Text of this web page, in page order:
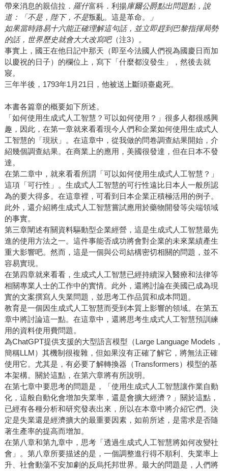
帶來消息的親信拉． 羅什富科．利揚庫爾公爵點出問題點，說
道：「不是，陛下，不是叛亂。這是革命。
」
如果當時路易十六能正確理解這句話，並立即趕到巴黎指揮局勢
的話，世界歷史就會大大改寫吧（注3）
。
事實上，國王在他日記中那天（即至今法國人們視為國慶日而加
以慶祝的日子）的欄位上，寫下「什麼都沒發生」，然後去就
寢。
三年半後，1793年1月21日，他被送上斷頭臺處死。
本書各篇章的概要如下所述。
「如何使用生成式人工智慧？可以如何使用？」很多人都很感興
趣，因此，在第一章就來看看現今人們和企業如何使用生成式人
工智慧的「現狀」。在這章中，從我做的問卷調查結果開始，介
紹幾個調查結果。在商業上的應用，美國很發達，但在日本不發
達。
在第二章中，就來看看所謂「可以如何使用生成式人工智慧？」
這項「可行性」。生成式人工智慧的可行性遠比日本人一般所認
為的要大得多。在這章裡，可看到日本企業正積極活用的例子。
此外，還介紹將生成式人工智慧嘗試應用於藥物開發等尖端領域
的事實。
第三章闡述有關資料驅動型企業經營，這是生成式人工智慧最先
進的使用方法之一。這件事能否成功將會對企業的未來業績產生
重大影響吧。然而，這是一個與公司結構密切相關的問題，並不
容易實現。
在第四章就來看看，生成式人工智慧已經持續深入醫療和法律等
相關專業人士的工作中的實情。此外，還將討論在美國已成為現
實的文案撰寫人失業問題，並思考工作品質和成本問題。
教育是一個因生成式人工智慧而受到本質上影響的領域。在第五
章中將討論這一點。在這章中，還將思考生成式人工智慧預訓練
用的資料使用費問題。
為ChatGPT提供支援的大型語言模型（Large Language Models，
簡稱LLM）其機制很複雜，但如果沒有正確了解它，將無法正確
使用它。尤其是，有必要了解轉換器（Transformers）模型的基
本架構。關於這點，在第六章將有所說明。
在第七章中要思考的問題是，「使用生成式人工智慧讓作業自動
化，這般自動化會增加失業率，還是會擴大經濟？」關於這點，
已經有各種分析和研究發表出來，所以在本章中將介紹它們。決
定是失業還是經濟擴大的最重要因素，如前所述，是需求是否隨
著生產率的提高而增加。
在第八章和第九章中，思考「透過生成式人工智慧將如何改變社
會」。第八章所要描述的是，一個調整進行得不順利、失業率上
升、社會動蕩不安加劇的反烏托邦世界。最大的問題是，人們將